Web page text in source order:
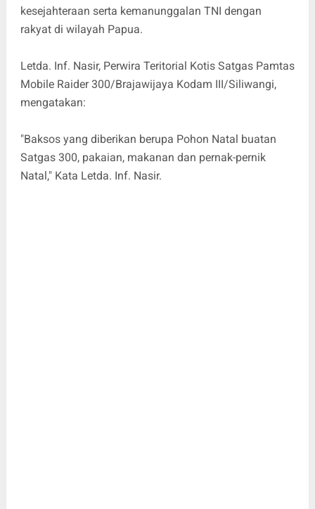
kesejahteraan serta kemanunggalan TNI dengan
rakyat di wilayah Papua.
Letda. Inf. Nasir, Perwira Teritorial Kotis Satgas Pamtas
Mobile Raider 300/Brajawijaya Kodam III/Siliwangi,
mengatakan:
"Baksos yang diberikan berupa Pohon Natal buatan
Satgas 300, pakaian, makanan dan pernak-pernik
Natal," Kata Letda. Inf. Nasir.